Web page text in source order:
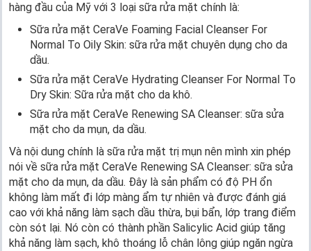
hàng đầu của Mỹ với 3 loại sữa rửa mặt chính là:
Sữa rửa mặt CeraVe Foaming Facial Cleanser For
Normal To Oily Skin: sữa rửa mặt chuyên dụng cho da
dầu.
Sữa rửa mặt CeraVe Hydrating Cleanser For Normal To
Dry Skin: Sữa rửa mặt cho da khô.
Sữa rửa mặt CeraVe Renewing SA Cleanser: sữa sửa
mặt cho da mụn, da dầu.
Và nội dung chính là sữa rửa mặt trị mụn nên mình xin phép
nói về sữa rửa mặt CeraVe Renewing SA Cleanser: sữa sửa
mặt cho da mụn, da dầu. Đây là sản phẩm có độ PH ổn
không làm mất đi lớp màng ẩm tự nhiên và được đánh giá
cao với khả năng làm sạch dầu thừa, bụi bẩn, lớp trang điểm
còn sót lại. Nó còn có thành phần Salicylic Acid giúp tăng
khả năng làm sạch, khô thoáng lỗ chân lông giúp ngăn ngừa